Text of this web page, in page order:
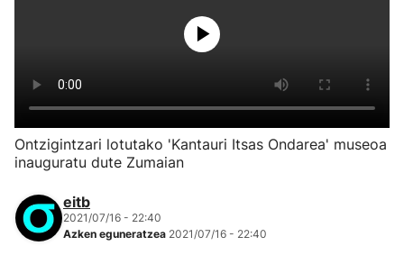
Ontzigintzari lotutako 'Kantauri Itsas Ondarea' museoa
inauguratu dute Zumaian
eitb
2021/07/16 - 22:40
Azken eguneratzea 2021/07/16 - 22:40